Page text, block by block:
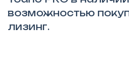
возможностью
лизинг.